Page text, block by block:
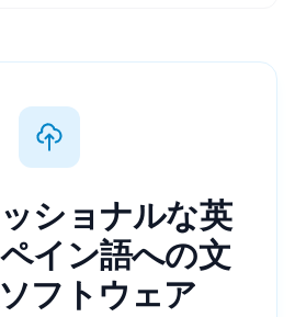
ショナルな英
イン語への文
フトウェア